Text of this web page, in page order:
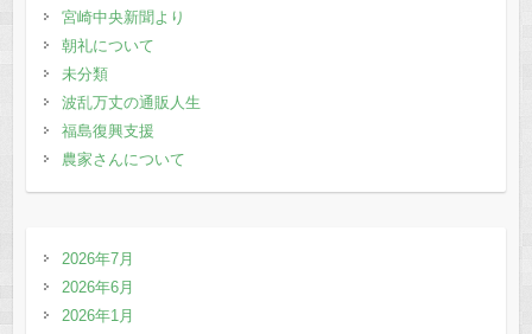
宮崎中央新聞より
朝礼について
未分類
波乱万丈の通販人生
福島復興支援
農家さんについて
2026年7月
2026年6月
2026年1月